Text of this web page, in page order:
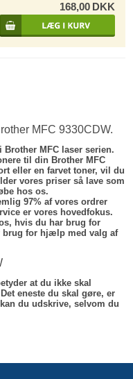
168,00 DKK
MFC 9330CDW.
Brother MFC laser serien.
til din Brother MFC
eller en farvet toner, vil du
vores priser så lave som
hos os.
97% af vores ordrer
er vores hovedfokus.
hvis du har brug for
for hjælp med valg af
at du ikke skal
eneste du skal gøre, er
du udskrive, selvom du